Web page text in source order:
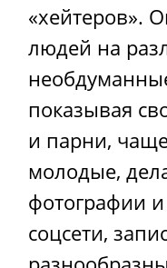
«хейтеров».
людей на
показывая
и парни,
молодые,
фотографии
соцсети,